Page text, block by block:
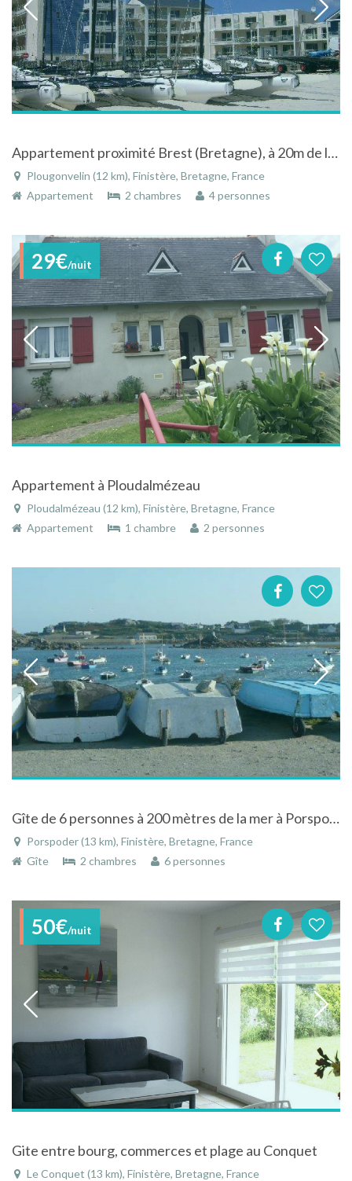
Appartement proximité Brest (Bretagne), à 20m de la palge, dans résidence avec piscine intérieure
Plougonvelin (12 km), Finistère, Bretagne, France
Appartement
2 chambres 4 personnes
29€/nuit
Appartement à Ploudalmézeau
Ploudalmézeau (12 km), Finistère, Bretagne, France
Appartement
1 chambre 2 personnes
Gîte de 6 personnes à 200 mètres de la mer à Porspoder dans le Finistère
Porspoder (13 km), Finistère, Bretagne, France
Gîte
2 chambres 6 personnes
50€/nuit
Gite entre bourg, commerces et plage au Conquet
Le Conquet (13 km), Finistère, Bretagne, France